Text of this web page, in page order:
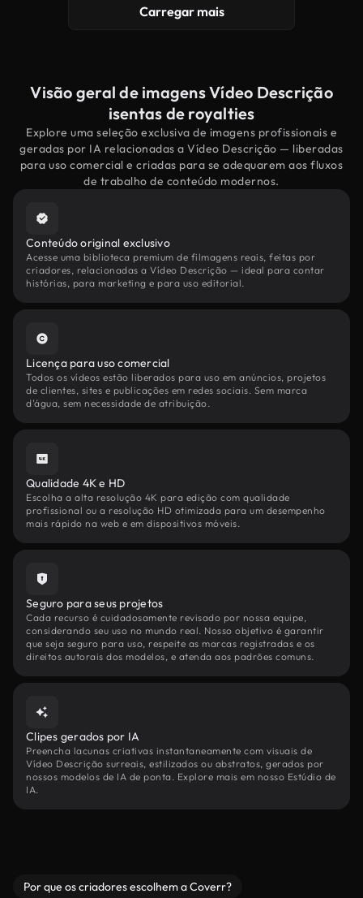
Carregar mais
Visão geral de imagens Vídeo Descrição
isentas de royalties
Explore uma seleção exclusiva de imagens profissionais e
geradas por IA relacionadas a Vídeo Descrição — liberadas
para uso comercial e criadas para se adequarem aos fluxos
de trabalho de conteúdo modernos.
Conteúdo original exclusivo
Acesse uma biblioteca premium de filmagens reais, feitas por
criadores, relacionadas a Vídeo Descrição — ideal para contar
histórias, para marketing e para uso editorial.
Licença para uso comercial
Todos os vídeos estão liberados para uso em anúncios, projetos
de clientes, sites e publicações em redes sociais. Sem marca
d'água, sem necessidade de atribuição.
Qualidade 4K e HD
Escolha a alta resolução 4K para edição com qualidade
profissional ou a resolução HD otimizada para um desempenho
mais rápido na web e em dispositivos móveis.
Seguro para seus projetos
Cada recurso é cuidadosamente revisado por nossa equipe,
considerando seu uso no mundo real. Nosso objetivo é garantir
que seja seguro para uso, respeite as marcas registradas e os
direitos autorais dos modelos, e atenda aos padrões comuns.
Clipes gerados por IA
Preencha lacunas criativas instantaneamente com visuais de
Vídeo Descrição surreais, estilizados ou abstratos, gerados por
nossos modelos de IA de ponta. Explore mais em nosso Estúdio de
IA.
Por que os criadores escolhem a Coverr?